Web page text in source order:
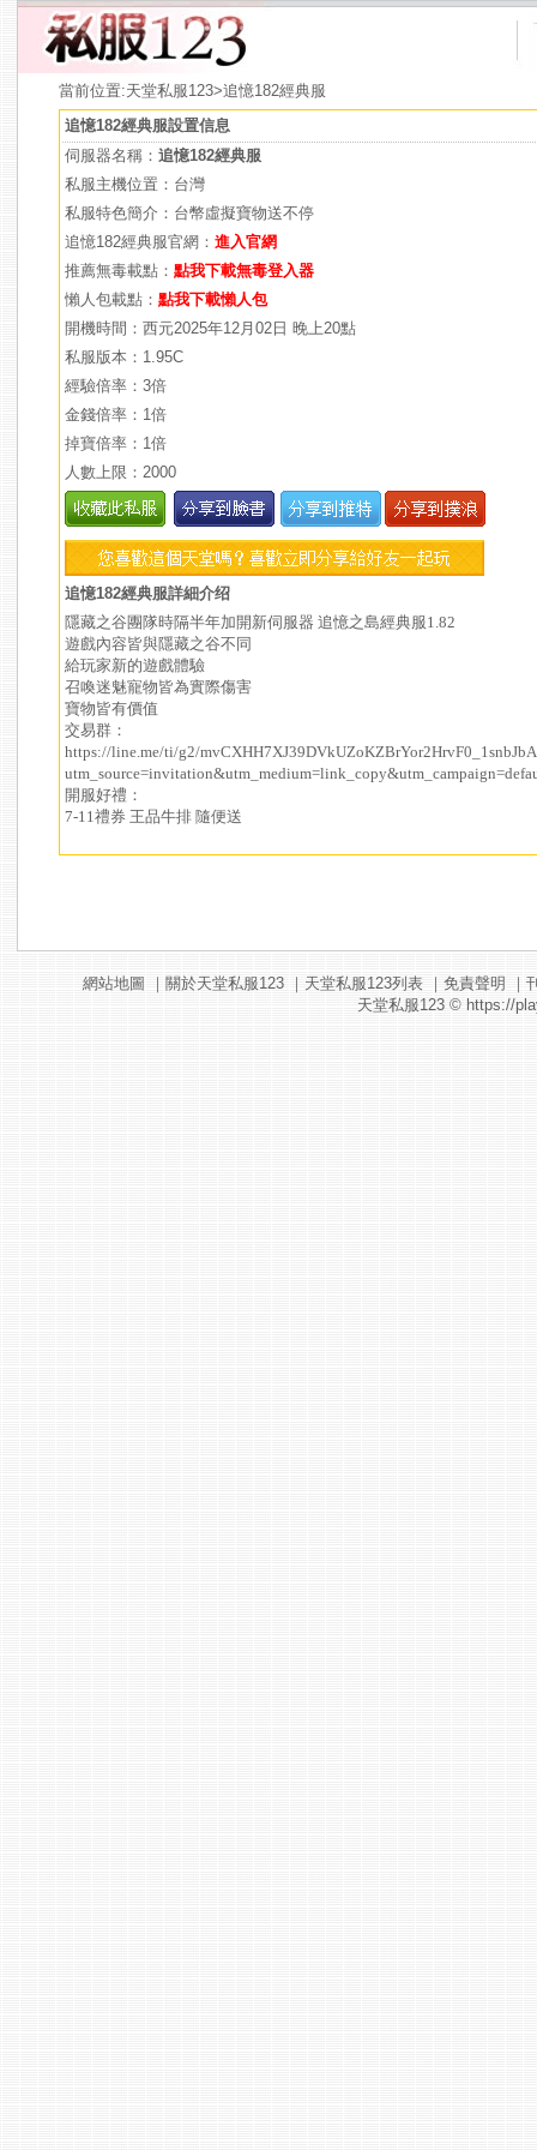
當前位置:天堂私服123>追憶182經典服
追憶182經典服設置信息
伺服器名稱： 追憶182經典服
私服主機位置：台灣
私服特色簡介：台幣虛擬寶物送不停
追憶182經典服官網： 進入官網
推薦無毒載點： 點我下載無毒登入器
懶人包載點： 點我下載懶人包
開機時間：西元2025年12月02日 晚上20點
私服版本：1.95C
經驗倍率：3倍
金錢倍率：1倍
掉寶倍率：1倍
人數上限：2000
追憶182經典服詳細介绍
隱藏之谷團隊時隔半年加開新伺服器 追憶之島經典服1.82
遊戲內容皆與隱藏之谷不同
給玩家新的遊戲體驗
召喚迷魅寵物皆為實際傷害
寶物皆有價值
交易群：
https://line.me/ti/g2/
開服好禮：
7-11禮券 王品牛排 隨便送
網站地圖 ｜ 關於天堂私服123｜ 天堂私服123列表｜ 免責聲明 ｜
天堂私服123© https://